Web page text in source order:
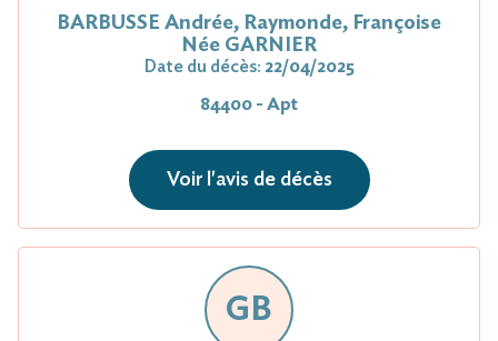
BARBUSSE Andrée, Raymonde, Françoise
Née GARNIER
Date du décès: 22/04/2025
84400 - Apt
Voir l'avis de décès
GB